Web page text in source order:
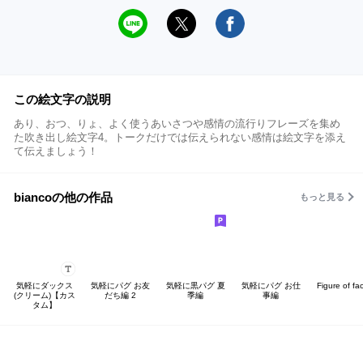
この絵文字の説明
あり、おつ、りょ、よく使うあいさつや感情の流行りフレーズを集め
た吹き出し絵文字4。トークだけでは伝えられない感情は絵文字を添え
て伝えましょう！
biancoの他の作品 もっと見る
気軽にダックス
(クリーム)【カス
タム】
気軽にパグ お友
だち編 2
気軽に黒パグ 夏
季編
気軽にパグ お仕
事編
Figure of